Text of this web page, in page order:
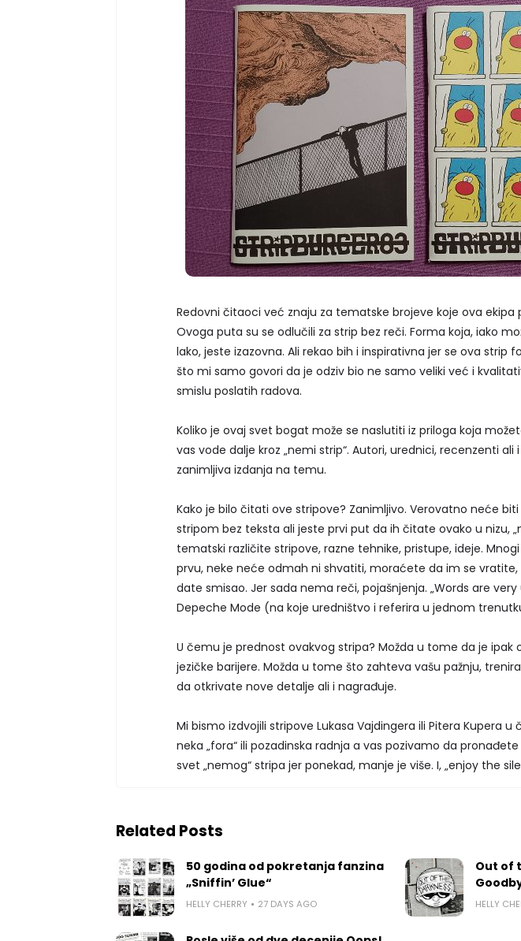
Redovni čitaoci već znaju za tematske brojeve koje ova ekipa
Ovoga puta su se odlučili za strip bez reči. Forma koja, iako
lako, jeste izazovna. Ali rekao bih i inspirativna jer se ova strip
što mi samo govori da je odziv bio ne samo veliki već i
smislu poslatih radova.
Koliko je ovaj svet bogat može se naslutiti iz priloga koja
vas vode dalje kroz „nemi strip“. Autori, urednici, recenzenti
zanimljiva izdanja na temu.
Kako je bilo čitati ove stripove? Zanimljivo. Verovatno neće
stripom bez teksta ali jeste prvi put da ih čitate ovako u nizu,
tematski različite stripove, razne tehnike, pristupe, ideje.
prvu, neke neće odmah ni shvatiti, moraćete da im se
date smisao. Jer sada nema reči, pojašnjenja. „Words are very
Depeche Mode (na koje uredništvo i referira u jednom
U čemu je prednost ovakvog stripa? Možda u tome da je ipak
jezičke barijere. Možda u tome što zahteva vašu pažnju,
da otkrivate nove detalje ali i nagrađuje.
Mi bismo izdvojili stripove Lukasa Vajdingera ili Pitera Kupera
neka „fora“ ili pozadinska radnja a vas pozivamo da
svet „nemog“ stripa jer ponekad, manje je više. I, „enjoy the
Related Posts
50 godina od pokretanja fanzina
„Sniffin’ Glue“
HELLY CHERRY 27 DAYS AGO
Out of
HELLY